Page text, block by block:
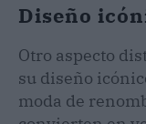
Diseño
Otro aspecto
su diseño
moda de